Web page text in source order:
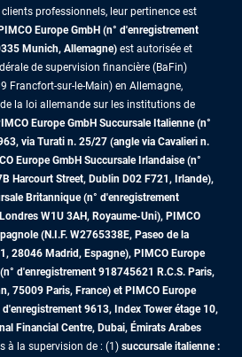
professionnels, leur pertinence est
PIMCO Europe GmbH (n° d'enregistrement
Munich, Allemagne) est autorisée et
de supervision financière (BaFin)
Francfort-sur-le-Main) en Allemagne,
la loi allemande sur les institutions de
Europe GmbH Succursale Italienne (n°
via Turati n. 25/27 (angle via Cavalieri n.
Europe GmbH Succursale Irlandaise (n°
Harcourt Street, Dublin D02 F721, Irlande),
Britannique (n° d'enregistrement
W1U 3AH, Royaume-Uni), PIMCO
(N.I.F. W2765338E, Paseo de la
28046 Madrid, Espagne), PIMCO Europe
d'enregistrement 918745621 R.C.S. Paris,
75009 Paris, France) et PIMCO Europe
d'enregistrement 9613, Index Tower étage 10,
Financial Centre, Dubai, Émirats Arabes
à la supervision de : (1) succursale italienne :